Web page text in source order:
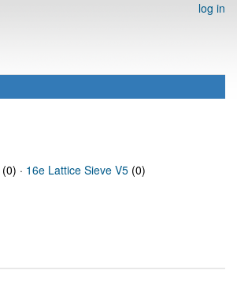
log in
(0) · 16e Lattice Sieve V5 (0)